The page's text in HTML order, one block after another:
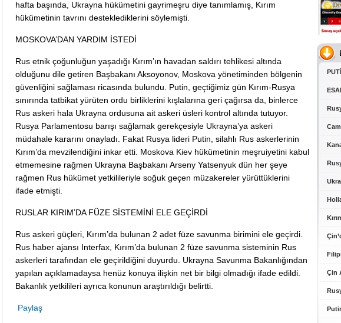
hafta başında, Ukrayna hükümetini gayrimeşru diye tanımlamış, Kırım
hükümetinin tavrını desteklediklerini söylemişti.
MOSKOVA’DAN YARDIM İSTEDİ
Rus etnik çoğunluğun yaşadığı Kırım’ın havadan saldırı tehlikesi altında
olduğunu dile getiren Başbakanı Aksoyonov, Moskova yönetiminden bölgenin
güvenliğini sağlaması ricasında bulundu. Putin, geçtiğimiz gün Kırım-Rusya
sınırında tatbikat yürüten ordu birliklerini kışlalarına geri çağırsa da, binlerce
Rus askeri hala Ukrayna ordusuna ait askeri üsleri kontrol altında tutuyor.
Rusya Parlamentosu barışı sağlamak gerekçesiyle Ukrayna’ya askeri
müdahale kararını onayladı. Fakat Rusya lideri Putin, silahlı Rus askerlerinin
Kırım’da mevzilendiğini inkar etti. Moskova Kiev hükümetinin meşruiyetini kabul
etmemesine rağmen Ukrayna Başbakanı Arseny Yatsenyuk dün her şeye
rağmen Rus hükümet yetkilileriyle soğuk geçen müzakereler yürüttüklerini
ifade etmişti.
RUSLAR KIRIM’DA FÜZE SİSTEMİNİ ELE GEÇİRDİ
Rus askeri güçleri, Kırım’da bulunan 2 adet füze savunma birimini ele geçirdi.
Rus haber ajansı Interfax, Kırım’da bulunan 2 füze savunma sisteminin Rus
askerleri tarafından ele geçirildiğini duyurdu. Ukrayna Savunma Bakanlığından
yapılan açıklamadaysa henüz konuya ilişkin net bir bilgi olmadığı ifade edildi.
Bakanlık yetkilileri ayrıca konunun araştırıldığı belirtti.
Paylaş
Çin